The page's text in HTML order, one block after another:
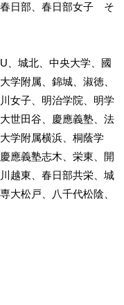
日部、春日部女子 そ
、城北、中央大学、國
学附属、錦城、淑徳、
女子、明治学院、明学
世田谷、慶應義塾、法
学附属横浜、桐蔭学
應義塾志木、栄東、開
越東、春日部共栄、城
大松戸、八千代松陰、